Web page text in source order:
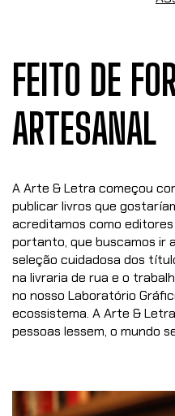
FEITO DE
ARTESANAL
A Arte & Letra começou
publicar livros que
acreditamos como
portanto, que buscamos ir
seleção cuidadosa dos
na livraria de rua e o
no nosso Laboratório
ecossistema. A Arte &
pessoas lessem, o mundo